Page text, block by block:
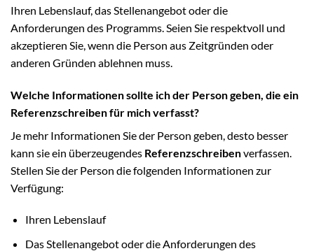
Ihren Lebenslauf, das Stellenangebot oder die
Anforderungen des Programms. Seien Sie respektvoll und
akzeptieren Sie, wenn die Person aus Zeitgründen oder
anderen Gründen ablehnen muss.
Welche Informationen sollte ich der Person geben, die ein
Referenzschreiben für mich verfasst?
Je mehr Informationen Sie der Person geben, desto besser
kann sie ein überzeugendes Referenzschreibenverfassen.
Stellen Sie der Person die folgenden Informationen zur
Verfügung:
Ihren Lebenslauf
Das Stellenangebot oder die Anforderungen des